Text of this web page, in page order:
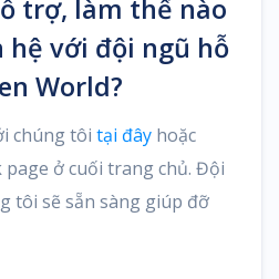
trợ, làm thế nào
với đội ngũ hỗ
World?
chúng tôi tại đây hoặc
ở cuối trang chủ. Đội
tôi sẽ sẵn sàng giúp đỡ